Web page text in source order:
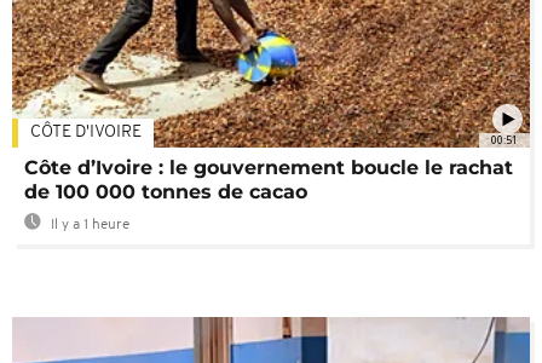
00:51
CÔTE D'IVOIRE
Côte d’Ivoire : le gouvernement boucle le rachat
de 100 000 tonnes de cacao
Il y a 1 heure